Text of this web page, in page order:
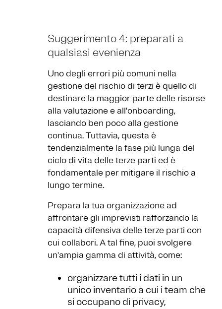
Suggerimento 4: preparati a
qualsiasi evenienza
Uno degli errori più comuni nella
gestione del rischio di terzi è quello di
destinare la maggior parte delle risorse
alla valutazione e all'onboarding,
lasciando ben poco alla gestione
continua. Tuttavia, questa è
tendenzialmente la fase più lunga del
ciclo di vita delle terze parti ed è
fondamentale per mitigare il rischio a
lungo termine.
Prepara la tua organizzazione ad
affrontare gli imprevisti rafforzando la
capacità difensiva delle terze parti con
cui collabori. A tal fine, puoi svolgere
un'ampia gamma di attività, come:
organizzare tutti i dati in un
unico inventario a cui i team che
si occupano di privacy,